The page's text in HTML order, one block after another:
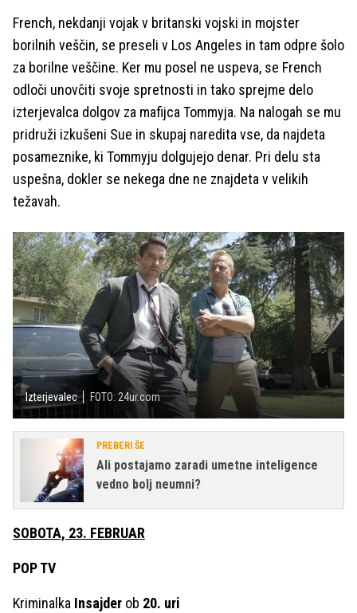
French, nekdanji vojak v britanski vojski in mojster
borilnih veščin, se preseli v Los Angeles in tam odpre šolo
za borilne veščine. Ker mu posel ne uspeva, se French
odloči unovčiti svoje spretnosti in tako sprejme delo
izterjevalca dolgov za mafijca Tommyja. Na nalogah se mu
pridruži izkušeni Sue in skupaj naredita vse, da najdeta
posameznike, ki Tommyju dolgujejo denar. Pri delu sta
uspešna, dokler se nekega dne ne znajdeta v velikih
težavah.
Izterjevalec FOTO: 24ur.com
PREBERI ŠE
Ali postajamo zaradi umetne inteligence
vedno bolj neumni?
SOBOTA, 23. FEBRUAR
POP TV
Kriminalka Insajder ob 20. uri